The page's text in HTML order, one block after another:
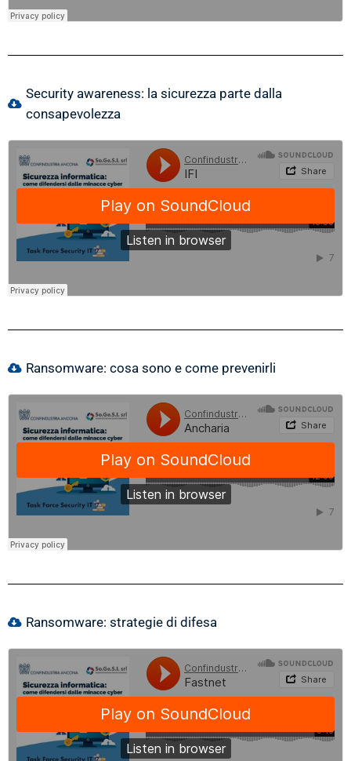
Security awareness: la sicurezza parte dalla
consapevolezza
Ransomware: cosa sono e come prevenirli
Ransomware: strategie di difesa